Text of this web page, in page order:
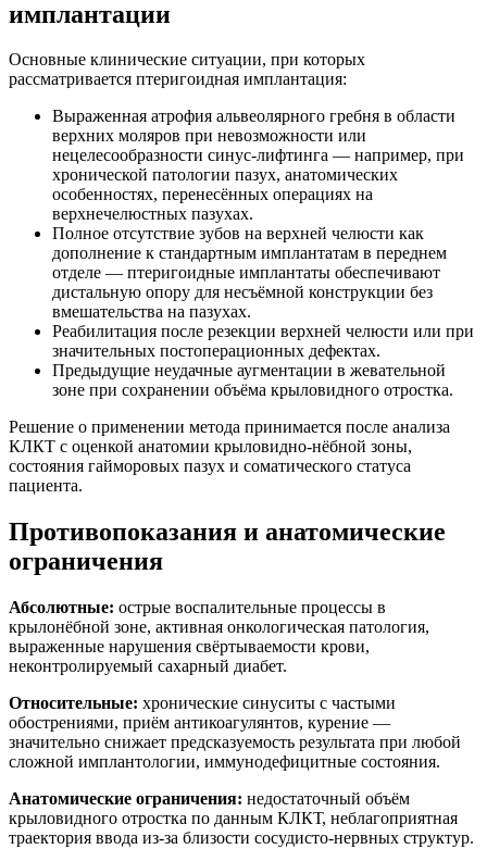
имплантации
Основные клинические ситуации, при которых
рассматривается птеригоидная имплантация:
Выраженная атрофия альвеолярного гребня в области
верхних моляров при невозможности или
нецелесообразности синус-лифтинга — например, при
хронической патологии пазух, анатомических
особенностях, перенесённых операциях на
верхнечелюстных пазухах.
Полное отсутствие зубов на верхней челюсти как
дополнение к стандартным имплантатам в переднем
отделе — птеригоидные имплантаты обеспечивают
дистальную опору для несъёмной конструкции без
вмешательства на пазухах.
Реабилитация после резекции верхней челюсти или при
значительных постоперационных дефектах.
Предыдущие неудачные аугментации в жевательной
зоне при сохранении объёма крыловидного отростка.
Решение о применении метода принимается после анализа
КЛКТ с оценкой анатомии крыловидно-нёбной зоны,
состояния гайморовых пазух и соматического статуса
пациента.
Противопоказания и анатомические
ограничения
Абсолютные: острые воспалительные процессы в
крылонёбной зоне, активная онкологическая патология,
выраженные нарушения свёртываемости крови,
неконтролируемый сахарный диабет.
Относительные: хронические синуситы с частыми
обострениями, приём антикоагулянтов, курение —
значительно снижает предсказуемость результата при любой
сложной имплантологии, иммунодефицитные состояния.
Анатомические ограничения: недостаточный объём
крыловидного отростка по данным КЛКТ, неблагоприятная
траектория ввода из-за близости сосудисто-нервных структур.